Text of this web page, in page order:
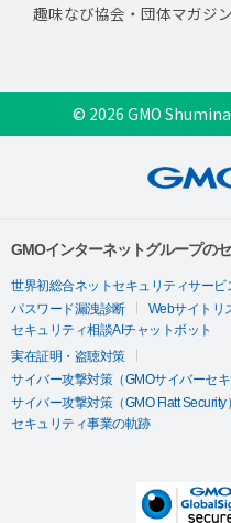
趣味なび協会・団体マガジン
© 2026 GMO